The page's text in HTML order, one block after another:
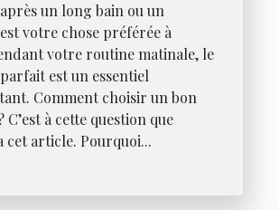
un long bain ou un
votre chose préférée à
votre routine matinale, le
est un essentiel
Comment choisir un bon
C’est à cette question que
cet article. Pourquoi...